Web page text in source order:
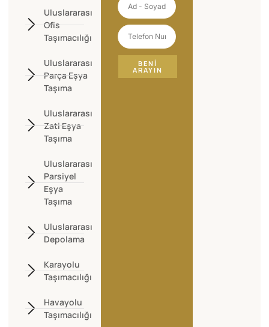
Uluslararası
Ofis
Taşımacılığı
Uluslararası
Parça Eşya
Taşıma
Uluslararası
Zati Eşya
Taşıma
Uluslararası
Parsiyel
Eşya
Taşıma
Uluslararası
Depolama
Karayolu
Taşımacılığı
Havayolu
Taşımacılığı
BENI
ARAYIN